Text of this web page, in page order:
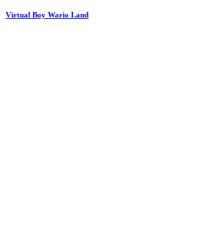
Virtual Boy Wario Land